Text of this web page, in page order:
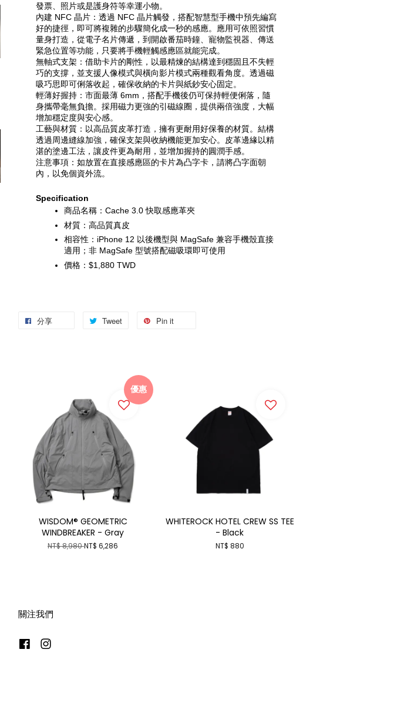
發票、照片或是護身符等幸運小物。
內建 NFC 晶片：透過 NFC 晶片觸發，搭配智慧型手機中預先編寫
好的捷徑，即可將複雜的步驟簡化成一秒的感應。應用可依照習慣
量身打造，從電子名片傳遞，到開啟番茄時鐘、寵物監視器、傳送
緊急位置等功能，只要將手機輕觸感應區就能完成。
無軸式支架：借助卡片的剛性，以最精煉的結構達到穩固且不失輕
巧的支撐，並支援人像模式與橫向影片模式兩種觀看角度。透過磁
吸巧思即可俐落收起，確保收納的卡片與紙鈔安心固定。
輕薄好握持：市面最薄 6mm，搭配手機後仍可保持輕便俐落，隨
身攜帶毫無負擔。採用磁力更強的引磁線圈，提供兩倍強度，大幅
增加穩定度與安心感。
工藝與材質：以高品質皮革打造，擁有更耐用好保養的材質。結構
透過周邊縫線加強，確保支架與收納機能更加安心。皮革邊緣以精
湛的塗邊工法，讓皮件更為耐用，並增加握持的圓潤手感。
注意事項：如放置在直接感應區的卡片為凸字卡，請將凸字面朝
內，以免個資外流。
Specification
商品名稱：Cache 3.0 快取感應革夾
材質：高品質真皮
相容性：iPhone 12 以後機型與 MagSafe 兼容手機殼直接
適用；非 MagSafe 型號搭配磁吸環即可使用
價格：$1,880 TWD
分享 Tweet Pin it
優惠
WISDOM® GEOMETRIC
WINDBREAKER - Gray
NT$ 8,980NT$ 6,286
WHITEROCK HOTEL CREW SS TEE
- Black
NT$ 880
關注我們
Facebook